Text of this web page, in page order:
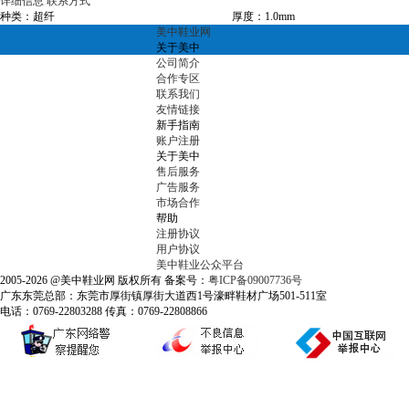
种类：超纤
厚度：1.0mm
美中鞋业网
关于美中
公司简介
合作专区
联系我们
友情链接
新手指南
账户注册
关于美中
售后服务
广告服务
市场合作
帮助
注册协议
用户协议
美中鞋业公众平台
2005-2026 @美中鞋业网 版权所有 备案号： 粤ICP备09007736号
广东东莞总部：东莞市厚街镇厚街大道西1号濠畔鞋材广场501-511室
电话：0769-22803288 传真：0769-22808866